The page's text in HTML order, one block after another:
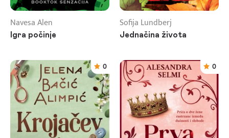
Navesa Alen
Igra počinje
Sofija Lundberj
Jednačina života
0 0